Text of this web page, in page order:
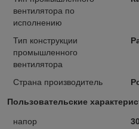
вентилятора по
исполнению
Тип конструкции
промышленного
вентилятора
Страна производитель
Пользовательские
напор